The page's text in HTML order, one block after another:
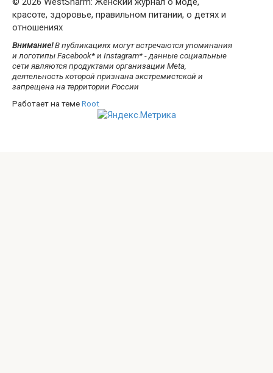
красоте, здоровье, правильном питании, о детях и
отношениях
Внимание!В публикациях могут встречаются упоминания
и логотипы Facebook* и Instagram* - данные социальные
сети являются продуктами организации Meta,
деятельность которой признана экстремистской и
запрещена на территории России
Работает на темеRoot